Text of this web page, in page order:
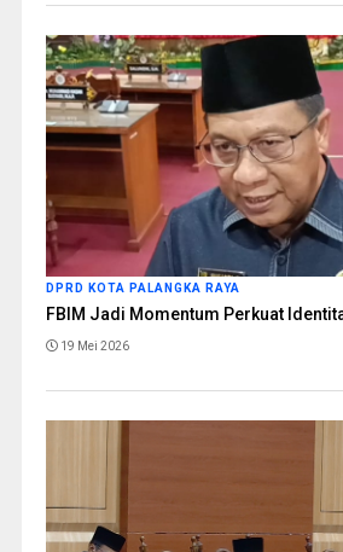
DPRD KOTA PALANGKA RAYA
FBIM Jadi Momentum Perkuat
19 Mei 2026